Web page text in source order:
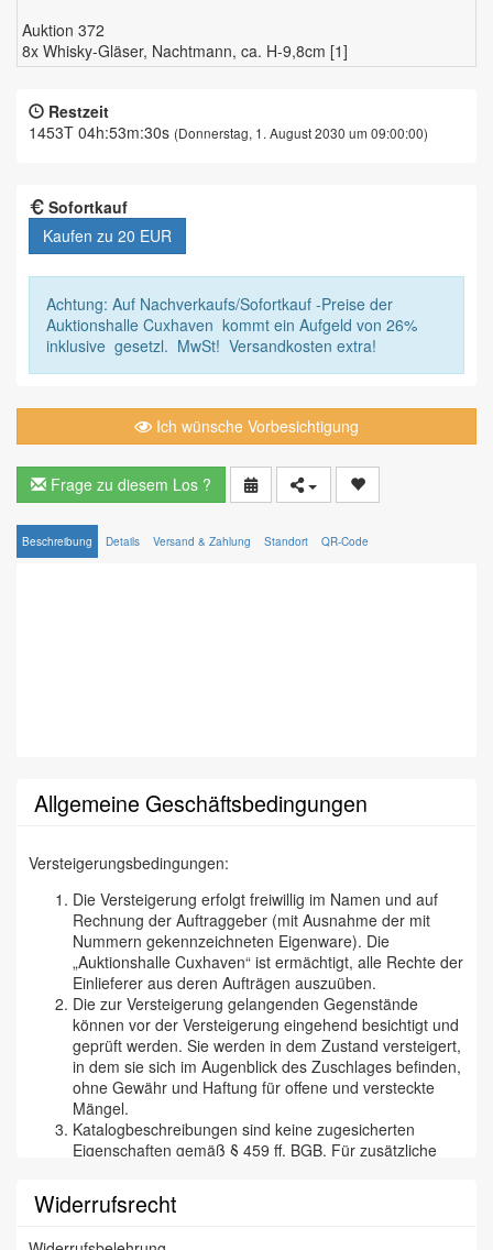
Auktion 372
8x Whisky-Gläser, Nachtmann, ca. H-9,8cm [1]
Restzeit
1453T 04h:53m:29s (Donnerstag, 1. August 2030 um 09:00:00)
Sofortkauf
Kaufen zu 20 EUR
Achtung: Auf Nachverkaufs/Sofortkauf -Preise der
Auktionshalle Cuxhaven kommt ein Aufgeld von 26%
inklusive gesetzl. MwSt! Versandkosten extra!
Ich wünsche Vorbesichtigung
Frage zu diesem Los ?
Beschreibung Details Versand & Zahlung Standort QR-Code
Allgemeine Geschäftsbedingungen
Versteigerungsbedingungen:
Die Versteigerung erfolgt freiwillig im Namen und auf
Rechnung der Auftraggeber (mit Ausnahme der mit
Nummern gekennzeichneten Eigenware). Die
„Auktionshalle Cuxhaven“ ist ermächtigt, alle Rechte der
Einlieferer aus deren Aufträgen auszuüben.
Die zur Versteigerung gelangenden Gegenstände
können vor der Versteigerung eingehend besichtigt und
geprüft werden. Sie werden in dem Zustand versteigert,
in dem sie sich im Augenblick des Zuschlages befinden,
ohne Gewähr und Haftung für offene und versteckte
Mängel.
Katalogbeschreibungen sind keine zugesicherten
Eigenschaften gemäß § 459 ff. BGB. Für zusätzliche
der „Cuxhavener Auktionshalle“ wird nicht gehaftet. Wir
versichern aber selbstverständlich, daß wir
Widerrufsrecht